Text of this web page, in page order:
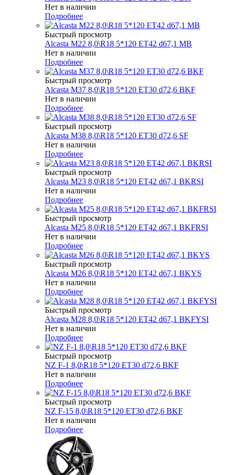
Нет в наличии
Подробнее
Быстрый просмотр
Alcasta M22 8,0\R18 5*120 ET42 d67,1 MB
Нет в наличии
Подробнее
Быстрый просмотр
Alcasta M37 8,0\R18 5*120 ET30 d72,6 BKF
Нет в наличии
Подробнее
Быстрый просмотр
Alcasta M38 8,0\R18 5*120 ET30 d72,6 SF
Нет в наличии
Подробнее
Быстрый просмотр
Alcasta M23 8,0\R18 5*120 ET42 d67,1 BKRSI
Нет в наличии
Подробнее
Быстрый просмотр
Alcasta M25 8,0\R18 5*120 ET42 d67,1 BKFRSI
Нет в наличии
Подробнее
Быстрый просмотр
Alcasta M26 8,0\R18 5*120 ET42 d67,1 BKYS
Нет в наличии
Подробнее
Быстрый просмотр
Alcasta M28 8,0\R18 5*120 ET42 d67,1 BKFYSI
Нет в наличии
Подробнее
Быстрый просмотр
NZ F-1 8,0\R18 5*120 ET30 d72,6 BKF
Нет в наличии
Подробнее
Быстрый просмотр
NZ F-15 8,0\R18 5*120 ET30 d72,6 BKF
Нет в наличии
Подробнее